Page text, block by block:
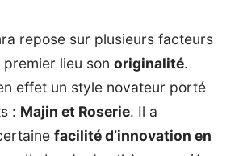
repose sur plusieurs facteurs
lieu son originalité.
effet un style novateur porté
: Majin et Roserie. Il a
facilité d’innovation en